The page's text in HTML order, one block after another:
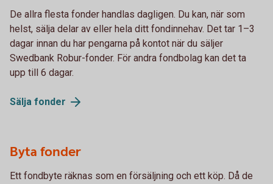
De allra flesta fonder handlas dagligen. Du kan, när som
helst, sälja delar av eller hela ditt fondinnehav. Det tar 1–3
dagar innan du har pengarna på kontot när du säljer
Swedbank Robur-fonder. För andra fondbolag kan det ta
upp till 6 dagar.
Sälja fonder
Byta fonder
Ett fondbyte räknas som en försäljning och ett köp. Då de